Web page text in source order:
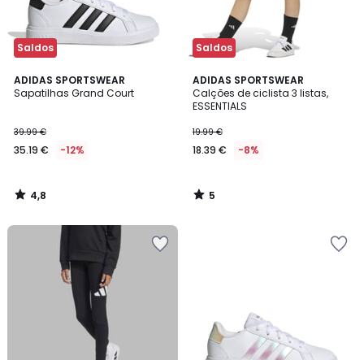
Saldos
ADIDAS SPORTSWEAR
Sapatilhas Grand Court
39.99 €
35.19 € -12%
4,8
/ 5
4,8
/
Saldos
ADIDAS SPORTSWEAR
Calções de ciclista 3 listas,
ESSENTIALS
19.99 €
18.39 € -8%
5
/
5
5
/